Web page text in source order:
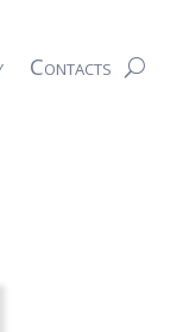
Contacts